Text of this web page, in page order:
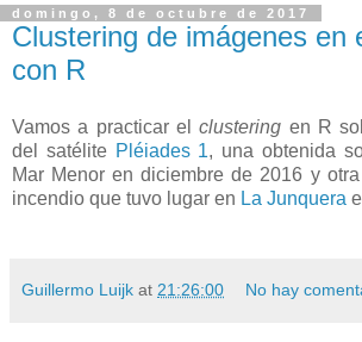
domingo, 8 de octubre de 2017
Clustering de imágenes en
con R
Vamos a practicar elclustering en R
del satélite Pléiades 1, una obtenida
Mar Menor en diciembre de 2016 y
incendio que tuvo lugar en La Junquera
Guillermo Luijk at 21:26:00 No hay